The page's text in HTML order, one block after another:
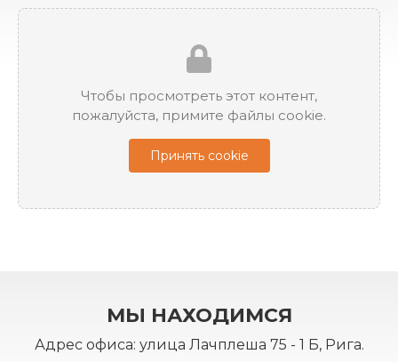
Чтобы просмотреть этот контент,
пожалуйста, примите файлы cookie.
Принять cookie
МЫ НАХОДИМСЯ
Адрес офиса: улица Лачплеша 75 - 1 Б, Рига.